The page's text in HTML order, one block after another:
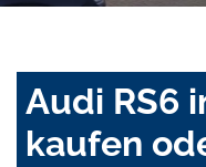
Audi RS6
kaufen